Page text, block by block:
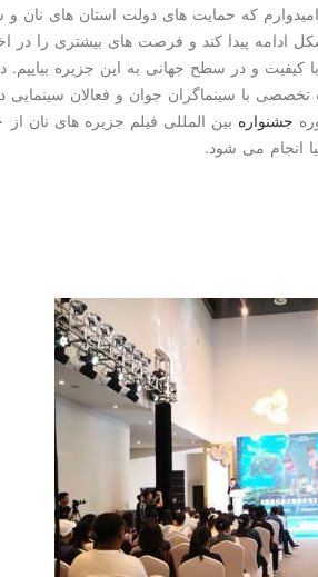
كه حمایت های دولت استان های نان و
ادامه پیدا كند و فرصت های بیشتری را در
كیفیت و در سطح جهانی به این جزیره
با سینماگران جوان و فعالان سینمایی
جشنواره
انجام می شود.